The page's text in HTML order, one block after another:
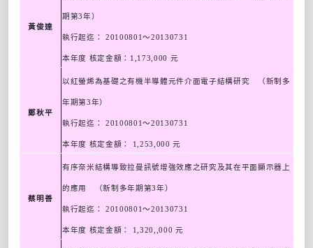
黃俊達
期第3年）
執行起迄： 20100801～20130731
本年度 核定金額： 1,173,000 元
鄭秋平
以紅螢烯為基礎之有機半導體元件介面電子結構研究 （新制多
年期第3年）
執行起迄： 20100801～20130731
本年度 核定金額： 1,253,000元
蔡明善
有序奈米結構導致拉曼訊號增強效應之研究及其在平面顯示器上
的應用 （新制多年期第3年）
執行起迄：20100801～20130731
本年度 核定金額： 1,320,,000元